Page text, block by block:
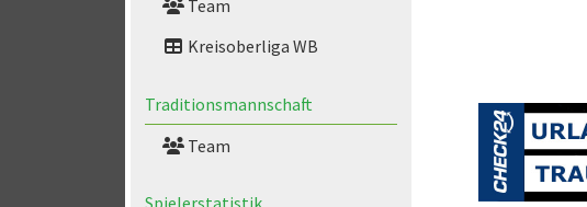
Team
Kreisoberliga WB
Traditionsmannschaft
Team